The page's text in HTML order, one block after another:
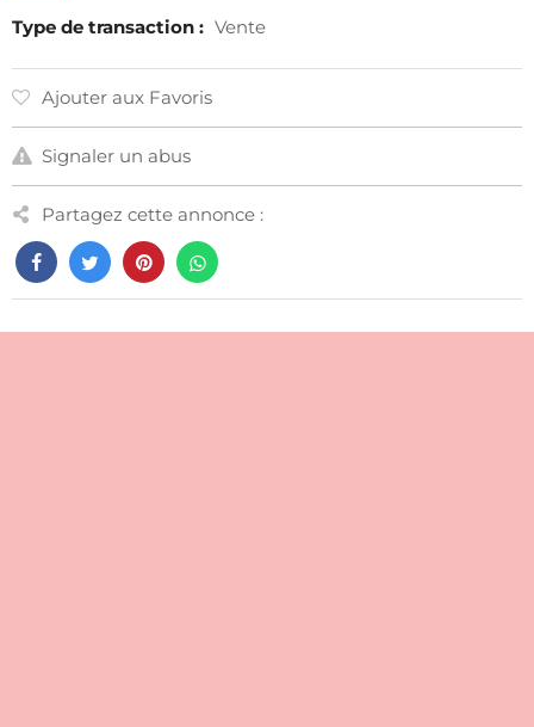
Type de transaction : Vente
Ajouter aux Favoris
Signaler un abus
Partagez cette annonce :